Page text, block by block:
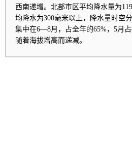
西南递增。北部市区平均降水量为
均降水为300毫米以上，降水量时空
集中在6—8月，占全年的65%，5月
随着海拔增高而递减。